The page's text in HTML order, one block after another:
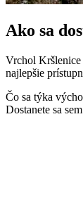
Ako sa
Vrchol Kršlenice
najlepšie
Čo sa týka
Dostanete sa